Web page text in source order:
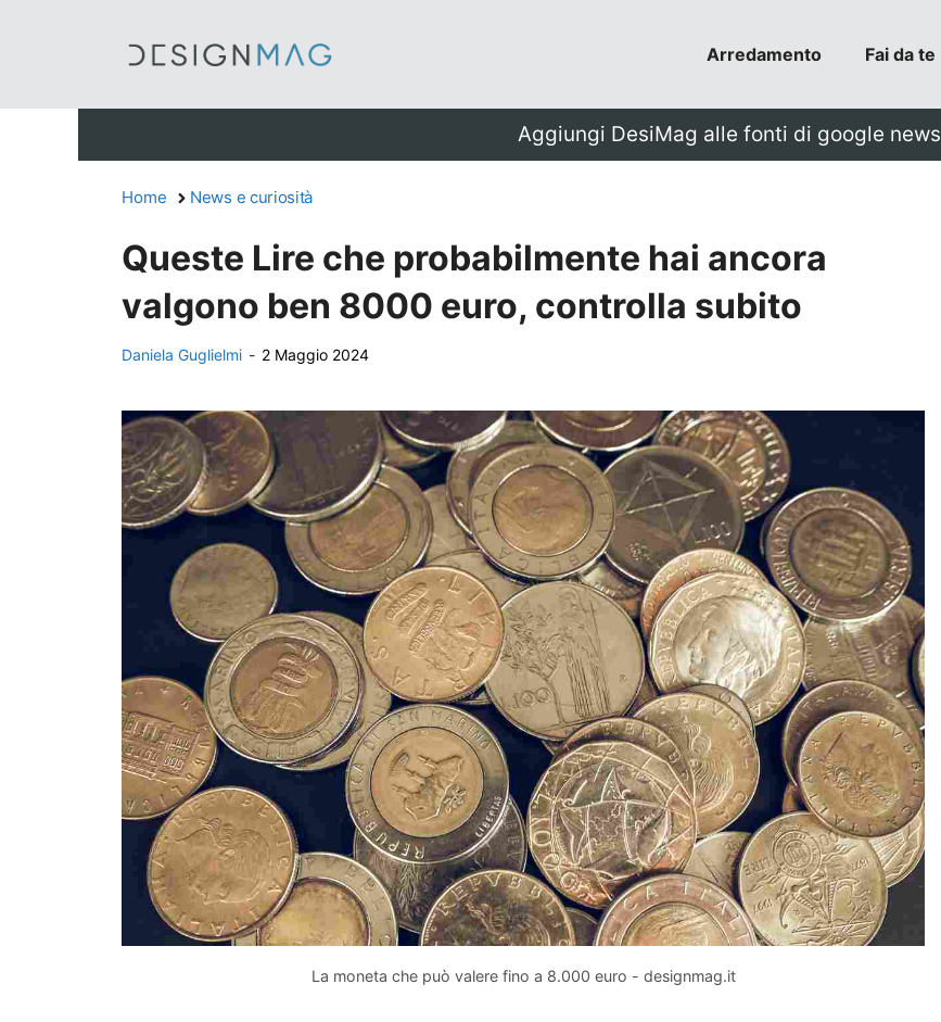
Arredamento Fai da te
Aggiungi DesiMag alle fonti di google news
Home News e curiosità
Queste Lire che probabilmente hai ancora
valgono ben 8000 euro, controlla subito
Daniela Guglielmi - 2 Maggio 2024
La moneta che può valere fino a 8.000 euro - designmag.it